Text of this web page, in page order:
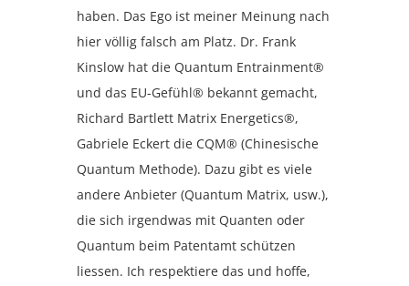
haben. Das Ego ist meiner Meinung nach
hier völlig falsch am Platz. Dr. Frank
Kinslow hat die Quantum Entrainment®
und das EU-Gefühl® bekannt gemacht,
Richard Bartlett Matrix Energetics®,
Gabriele Eckert die CQM® (Chinesische
Quantum Methode). Dazu gibt es viele
andere Anbieter (Quantum Matrix, usw.),
die sich irgendwas mit Quanten oder
Quantum beim Patentamt schützen
liessen. Ich respektiere das und hoffe,